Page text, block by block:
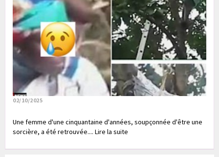
02/10/2025
Une femme d'une cinquantaine d'années, soupçonnée d'être une
sorcière, a été retrouvée.... Lire la suite